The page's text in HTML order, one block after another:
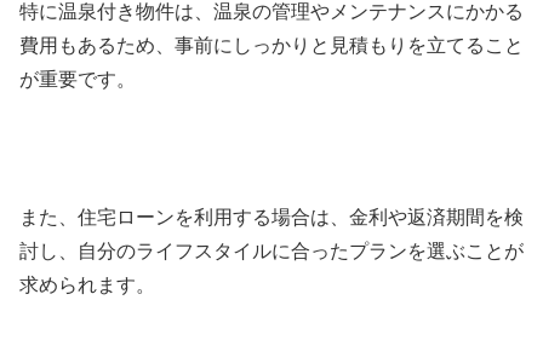
特に温泉付き物件は、温泉の管理やメンテナンスにかかる
費用もあるため、事前にしっかりと見積もりを立てること
が重要です。
また、住宅ローンを利用する場合は、金利や返済期間を検
討し、自分のライフスタイルに合ったプランを選ぶことが
求められます。